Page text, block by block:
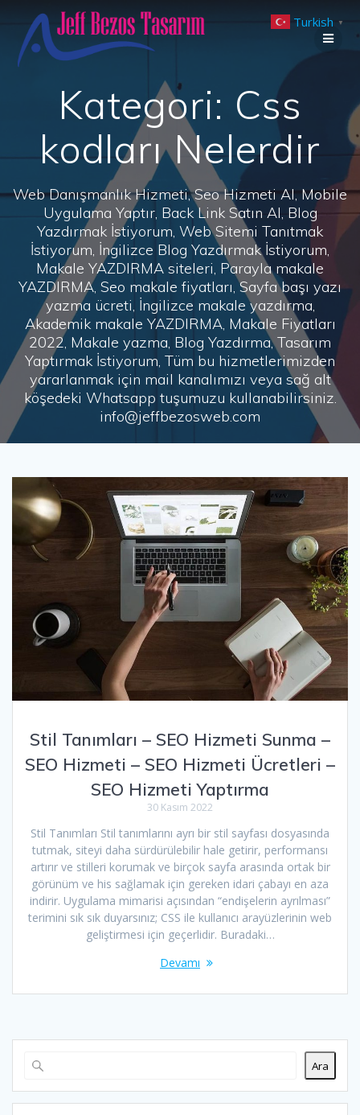
to
Kategori: Css
kodları Nelerdir
Web Danışmanlık Hizmeti, Seo Hizmeti Al, Mobile
Uygulama Yaptır, Back Link Satın Al, Blog
Yazdırmak İstiyorum, Web Sitemi Tanıtmak
İstiyorum, İngilizce Blog Yazdırmak İstiyorum,
Makale YAZDIRMA siteleri, Parayla makale
YAZDIRMA, Seo makale fiyatları, Sayfa başı yazı
yazma ücreti, İngilizce makale yazdırma,
Akademik makale YAZDIRMA, Makale Fiyatları
2022, Makale yazma, Blog Yazdırma, Tasarım
Yaptırmak İstiyorum, Tüm bu hizmetlerimizden
yararlanmak için mail kanalımızı veya sağ alt
köşedeki Whatsapp tuşumuzu kullanabilirsiniz.
info@jeffbezosweb.com
Stil Tanımları – SEO Hizmeti Sunma –
SEO Hizmeti – SEO Hizmeti Ücretleri –
SEO Hizmeti Yaptırma
30 Kasım 2022
Stil Tanımları Stil tanımlarını ayrı bir stil sayfası dosyasında
tutmak, siteyi daha sürdürülebilir hale getirir, performansı
artırır ve stilleri korumak ve birçok sayfa arasında ortak bir
görünüm ve his sağlamak için gereken idari çabayı en aza
indirir. Uygulama mimarisi açısından “endişelerin ayrılması”
terimini sık sık duyarsınız; CSS ile kullanıcı arayüzlerinin web
geliştirmesi için geçerlidir. Buradaki…
Devamı
Ara
Turkish ▼